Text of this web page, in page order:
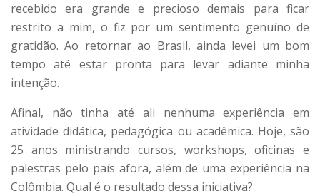
recebido era grande e precioso demais para ficar
restrito a mim, o fiz por um sentimento genuíno de
gratidão. Ao retornar ao Brasil, ainda levei um bom
tempo até estar pronta para levar adiante minha
intenção.
Afinal, não tinha até ali nenhuma experiência em
atividade didática, pedagógica ou acadêmica. Hoje, são
25 anos ministrando cursos, workshops, oficinas e
palestras pelo país afora, além de uma experiência na
Colômbia. Qual é o resultado dessa iniciativa?